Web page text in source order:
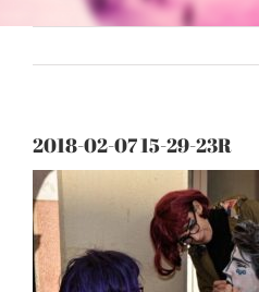
2018-02-07 15-29-23R